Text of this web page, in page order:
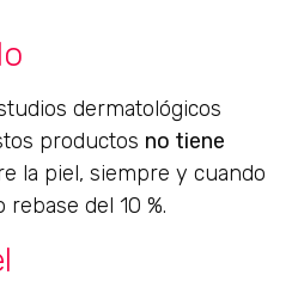
dermatológicos
productos no tiene
la piel, siempre y cuando
rebase del 10 %.